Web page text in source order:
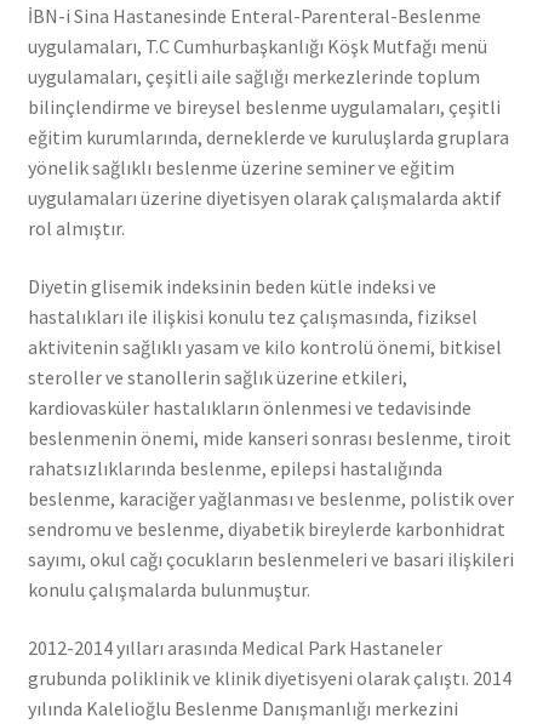
İBN-i Sina Hastanesinde Enteral-Parenteral-Beslenme
uygulamaları, T.C Cumhurbaşkanlığı Köşk Mutfağı menü
uygulamaları, çeşitli aile sağlığı merkezlerinde toplum
bilinçlendirme ve bireysel beslenme uygulamaları, çeşitli
eğitim kurumlarında, derneklerde ve kuruluşlarda gruplara
yönelik sağlıklı beslenme üzerine seminer ve eğitim
uygulamaları üzerine diyetisyen olarak çalışmalarda aktif
rol almıştır.
Diyetin glisemik indeksinin beden kütle indeksi ve
hastalıkları ile ilişkisi konulu tez çalışmasında, fiziksel
aktivitenin sağlıklı yasam ve kilo kontrolü önemi, bitkisel
steroller ve stanollerin sağlık üzerine etkileri,
kardiovasküler hastalıkların önlenmesi ve tedavisinde
beslenmenin önemi, mide kanseri sonrası beslenme, tiroit
rahatsızlıklarında beslenme, epilepsi hastalığında
beslenme, karaciğer yağlanması ve beslenme, polistik over
sendromu ve beslenme, diyabetik bireylerde karbonhidrat
sayımı, okul cağı çocukların beslenmeleri ve basari ilişkileri
konulu çalışmalarda bulunmuştur.
2012-2014 yılları arasında Medical Park Hastaneler
grubunda poliklinik ve klinik diyetisyeni olarak çalıştı. 2014
yılında Kalelioğlu Beslenme Danışmanlığı merkezini